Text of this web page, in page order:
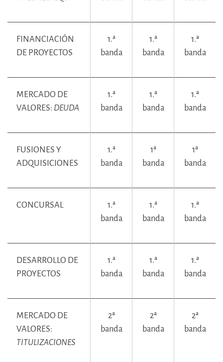
FINANCIACIÓN
DE PROYECTOS
1.ª
banda
1.ª
banda
1.ª
banda
MERCADO DE
VALORES: DEUDA
1.ª
banda
1.ª
banda
1.ª
banda
FUSIONES Y
ADQUISICIONES
1.ª
banda
1ª
banda
1ª
banda
CONCURSAL
1.ª
banda
1.ª
banda
1.ª
banda
DESARROLLO DE
PROYECTOS
1.ª
banda
1.ª
banda
1.ª
banda
MERCADO DE
VALORES:
TITULIZACIONES
2ª
banda
2ª
banda
2ª
banda